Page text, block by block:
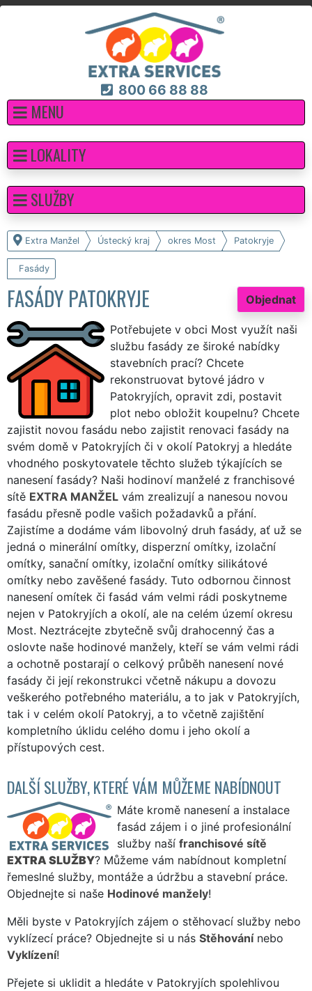
800 66 88 88
MENU
Extra Manžel Ústecký kraj okres Most Patokryje
Fasády
Objednat
FASÁDY PATOKRYJE
Potřebujete v obci Most využít naši
službu fasády ze široké nabídky
stavebních prací? Chcete
rekonstruovat bytové jádro v
Patokryjích, opravit zdi, postavit
plot nebo obložit koupelnu? Chcete
zajistit novou fasádu nebo zajistit renovaci fasády na
svém domě v Patokryjích či v okolí Patokryj a hledáte
vhodného poskytovatele těchto služeb týkajících se
nanesení fasády? Naši hodinoví manželé z franchisové
sítě EXTRA MANŽEL vám zrealizují a nanesou novou
fasádu přesně podle vašich požadavků a přání.
Zajistíme a dodáme vám libovolný druh fasády, ať už se
jedná o minerální omítky, disperzní omítky, izolační
omítky, sanační omítky, izolační omítky silikátové
omítky nebo zavěšené fasády. Tuto odbornou činnost
nanesení omítek či fasád vám velmi rádi poskytneme
nejen v Patokryjích a okolí, ale na celém území okresu
Most. Neztrácejte zbytečně svůj drahocenný čas a
oslovte naše hodinové manžely, kteří se vám velmi rádi
a ochotně postarají o celkový průběh nanesení nové
fasády či její rekonstrukci včetně nákupu a dovozu
veškerého potřebného materiálu, a to jak v Patokryjích,
tak i v celém okolí Patokryj, a to včetně zajištění
kompletního úklidu celého domu i jeho okolí a
přístupových cest.
DALŠÍ SLUŽBY, KTERÉ VÁM MŮŽEME NABÍDNOUT
Máte kromě nanesení a instalace
fasád zájem i o jiné profesionální
služby naší franchisové sítě
EXTRA SLUŽBY? Můžeme vám nabídnout kompletní
řemeslné služby, montáže a údržbu a stavební práce.
Objednejte si naše Hodinové manžely!
Měli byste v Patokryjích zájem o stěhovací služby nebo
vyklízecí práce? Objednejte si u nás Stěhovánínebo
Vyklízení!
Přejete si uklidit a hledáte v Patokryjích spolehlivou
LOKALITY
SLUŽBY